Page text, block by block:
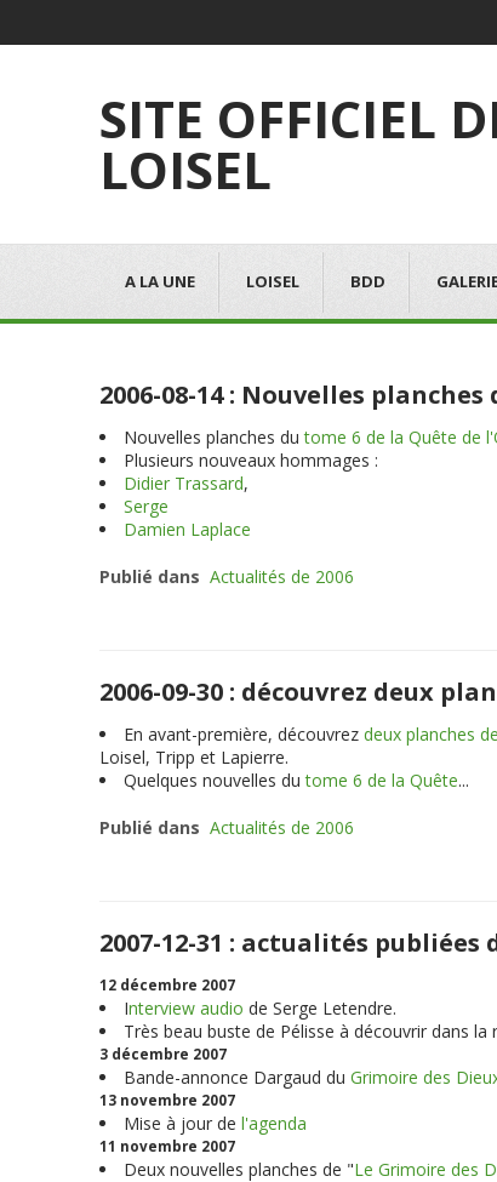
SITE OFFICIEL
LOISEL
A LA UNE LOISEL BDD
2006-08-14 : Nouvelles
Nouvelles planches dutome 6 de la Quête de
Plusieurs nouveaux hommages :
Didier Trassard,
Serge
Damien Laplace
Publié dans Actualités de 2006
2006-09-30 : découvrez deux
En avant-première, découvrez deux planches
Loisel, Tripp et Lapierre.
Quelques nouvelles dutome 6 de la Quête...
Publié dans Actualités de 2006
2007-12-31 : actualités publiées
12 décembre 2007
Interview audio de Serge Letendre.
Très beau buste de Pélisse à découvrir dans la
3 décembre 2007
Bande-annonce Dargaud du Grimoire des
13 novembre 2007
Mise à jour de l'agenda
11 novembre 2007
Deux nouvelles planches de "Le Grimoire des